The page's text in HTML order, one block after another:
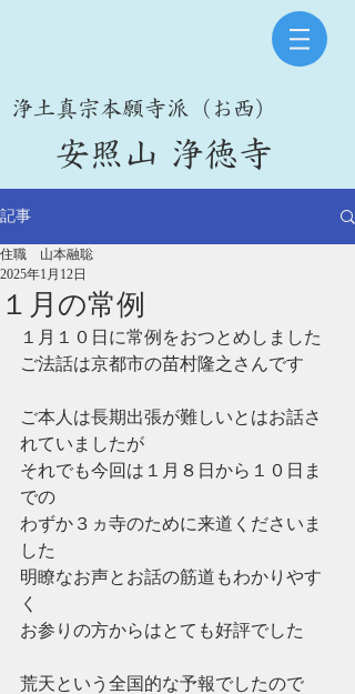
​浄土真宗本願寺派（お西）
​安照山 浄徳寺
記事
１月の常例
住職 山本融聡
2025年1月12日
１月１０日に常例をおつとめしました
ご法話は京都市の苗村隆之さんです
ご本人は長期出張が難しいとはお話さ
れていましたが
それでも今回は１月８日から１０日ま
での
わずか３ヵ寺のために来道くださいま
した
明瞭なお声とお話の筋道もわかりやす
く
お参りの方からはとても好評でした
荒天という全国的な予報でしたので